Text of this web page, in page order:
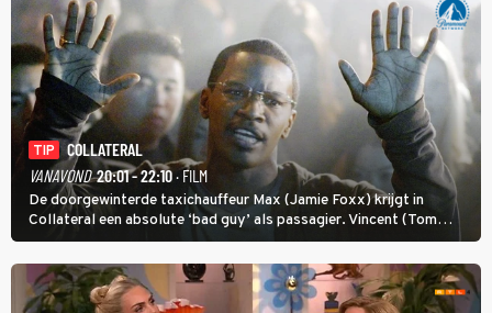
TIP
COLLATERAL
VANAVOND 20:01 - 22:10· FILM
De doorgewinterde taxichauffeur Max (Jamie Foxx) krijgt in
Collateral een absolute ‘bad guy’ als passagier. Vincent (Tom
Cruise) heeft hem nodig om hem de stad door te loodsen om een
wel heel lugubere reden.